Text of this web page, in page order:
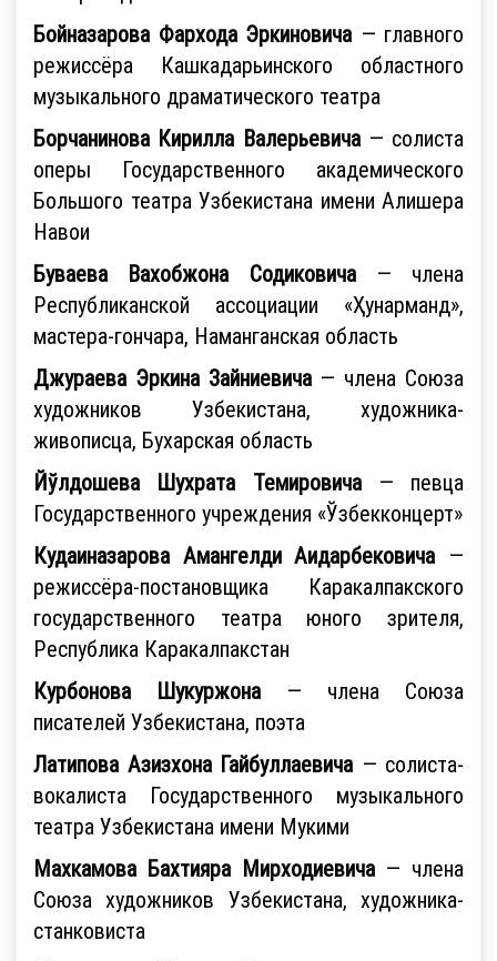
Бойназарова Фархода Эркиновича— главного
режиссёра Кашкадарьинского областного
музыкального драматического театра
Борчанинова Кирилла Валерьевича— солиста
оперы Государственного академического
Большого театра Узбекистана имени Алишера
Навои
Буваева Вахобжона Содиковича— члена
Республиканской ассоциации «Ҳунарманд»,
мастера-гончара, Наманганская область
Джураева Эркина Зайниевича— члена Союза
художников Узбекистана, художника-
живописца, Бухарская область
Йўлдошева Шухрата Темировича— певца
Государственного учреждения «Ўзбекконцерт»
Кудаиназарова Амангелди Аидарбековича—
режиссёра-постановщика Каракалпакского
государственного театра юного зрителя,
Республика Каракалпакстан
Курбонова Шукуржона— члена Союза
писателей Узбекистана, поэта
Латипова Азизхона Гайбуллаевича— солиста-
вокалиста Государственного музыкального
театра Узбекистана имени Мукими
Махкамова Бахтияра Мирходиевича— члена
Союза художников Узбекистана, художника-
станковиста